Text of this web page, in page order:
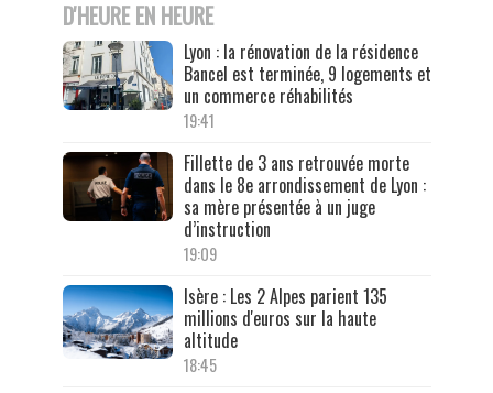
D'HEURE EN HEURE
Lyon : la rénovation de la résidence
Bancel est terminée, 9 logements et
un commerce réhabilités
19:41
Fillette de 3 ans retrouvée morte
dans le 8e arrondissement de Lyon :
sa mère présentée à un juge
d’instruction
19:09
Isère : Les 2 Alpes parient 135
millions d'euros sur la haute
altitude
18:45